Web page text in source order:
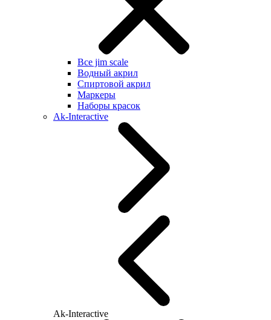
Все jim scale
Водный акрил
Спиртовой акрил
Маркеры
Наборы красок
Ak-Interactive
Ak-Interactive